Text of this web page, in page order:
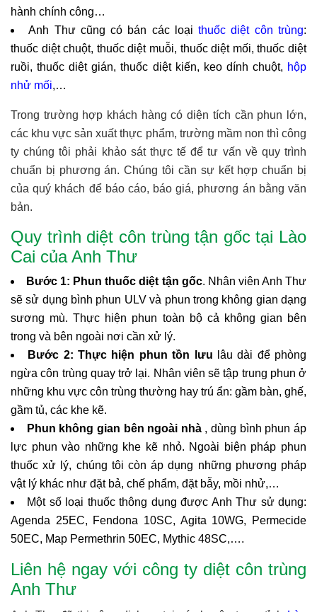
hành chính công…
Anh Thư cũng có bán các loạithuốc diệt côn trùng:
thuốc diệt chuột, thuốc diệt muỗi, thuốc diệt mối, thuốc diệt
ruồi, thuốc diệt gián, thuốc diệt kiến, keo dính chuột, hộp
nhử mối,…
Trong trường hợp khách hàng có diện tích cần phun lớn,
các khu vực sản xuất thực phẩm, trường mầm non thì công
ty chúng tôi phải khảo sát thực tế để tư vấn về quy trình
chuẩn bị phương án. Chúng tôi cần sự kết hợp chuẩn bị
của quý khách để báo cáo, báo giá, phương án bằng văn
bản.
Quy trình diệt côn trùng tận gốc tại Lào
Cai của Anh Thư
Bước 1: Phun thuốc diệt tận gốc. Nhân viên Anh Thư
sẽ sử dụng bình phun ULV và phun trong không gian dạng
sương mù. Thực hiện phun toàn bộ cả không gian bên
trong và bên ngoài nơi cần xử lý.
Bước 2: Thực hiện phun tồn lưu lâu dài để phòng
ngừa côn trùng quay trở lại. Nhân viên sẽ tập trung phun ở
những khu vực côn trùng thường hay trú ẩn: gầm bàn, ghế,
gầm tủ, các khe kẽ.
Phun không gian bên ngoài nhà, dùng bình phun áp
lực phun vào những khe kẽ nhỏ. Ngoài biện pháp phun
thuốc xử lý, chúng tôi còn áp dụng những phương pháp
vật lý khác như đặt bả, chế phẩm, đặt bẫy, mồi nhử,…
Một số loại thuốc thông dụng được Anh Thư sử dụng:
Agenda 25EC, Fendona 10SC, Agita 10WG, Permecide
50EC, Map Permethrin 50EC, Mythic 48SC,….
Liên hệ ngay với công ty diệt côn trùng
Anh Thư